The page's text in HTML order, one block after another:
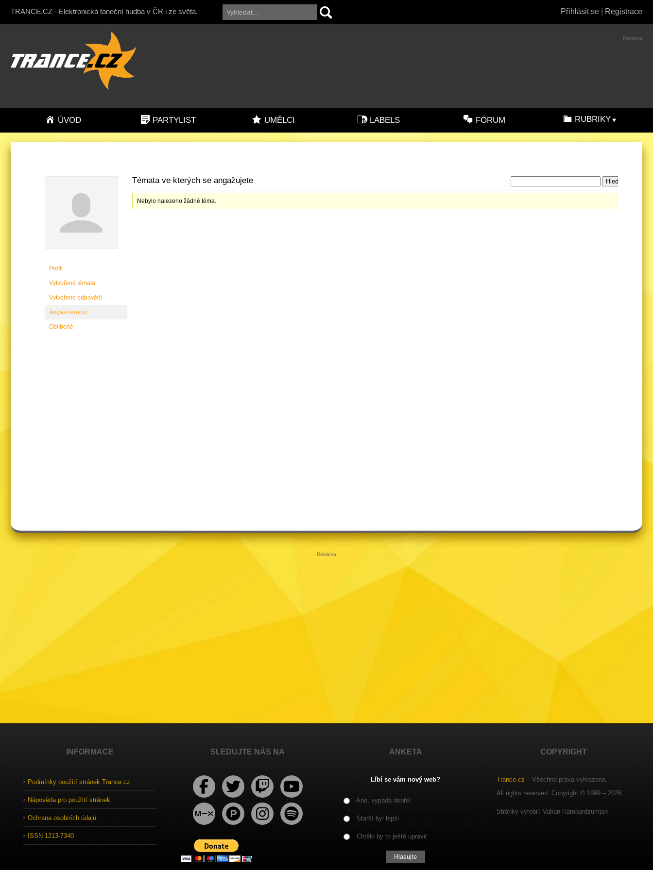
TRANCE.CZ - Elektronická taneční hudba v ČR i ze světa. Přihlásit se Registrace
Reklama
ÚVOD PARTYLIST UMĚLCI LABELS FÓRUM RUBRIKY
Profil
Vytvořené témata
Vytvořené odpovědi
Angažovanost
Oblíbené
Témata ve kterých se angažujete
Nebylo nalezeno žádné téma.
Reklama
INFORMACE
Podmínky použití stránek Trance.cz
Nápověda pro použití stránek
Ochrana osobních údajů
ISSN 1213-7340
SLEDUJTE NÁS NA ANKETA
Líbí se vám nový web?
Ano, vypadá dobře!
Starší byl lepší
Chtělo by to ještě upravit
COPYRIGHT
Trance.cz – Všechna práva vyhrazena.
All rights reserved. Copyright © 1999 – 2026
Stránky vyrobil: Vahan Hambardzumjan